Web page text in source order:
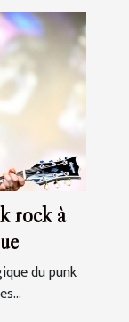
rock à
du punk